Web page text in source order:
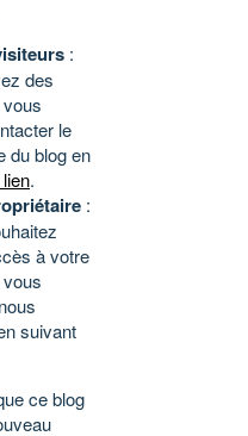
:
des
le
du blog en
.
:
à votre
suivant
ce blog